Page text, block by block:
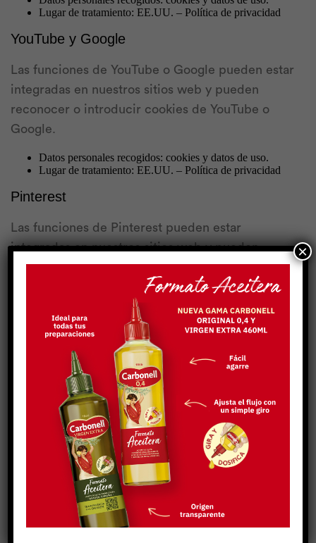
Lugar de tratamiento: EE.UU. – Política de privacidad
YouTube y Google
Las funciones de YouTube o Google pueden estar
integradas en nuestros sitios web y pueden
reconocer o introducir cookies de YouTube o
Google.
Datos personales recogidos: cookies y datos de uso.
Lugar de tratamiento: EE.UU. – Política de privacidad
Pinterest
Las funciones de Pinterest pueden estar
integradas en nuestros sitios web y pueden
reconocer o introducir cookies de Pinterest.
Datos personales recogidos: cookies y datos de uso.
Lugar de tratamiento: – Política de privacidad
Twitter
Las funciones de Twitter pueden estar integradas
en nuestras páginas web y pueden reconocer o
introducir cookies de Twitter:
Login de Twitter (permite al usuario acceder a su propia
cuenta de Twitter e interactuar con nuestros sitios web a
través de la cuenta).
Datos personales recogidos: cookies y datos de uso.
Lugar de tratamiento: EE.UU. – Política de privacidad.
¿Cómo puedo
×